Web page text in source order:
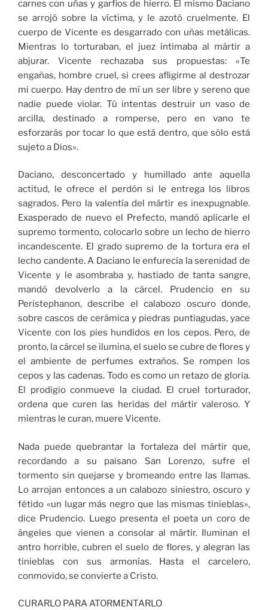
carnes con uñas y garfios de hierro. El mismo Daciano
se arrojó sobre la víctima, y le azotó cruelmente. El
cuerpo de Vicente es desgarrado con uñas metálicas.
Mientras lo torturaban, el juez intimaba al mártir a
abjurar. Vicente rechazaba sus propuestas: «Te
engañas, hombre cruel, si crees afligirme al destrozar
mi cuerpo. Hay dentro de mí un ser libre y sereno que
nadie puede violar. Tú intentas destruir un vaso de
arcilla, destinado a romperse, pero en vano te
esforzarás por tocar lo que está dentro, que sólo está
sujeto a Dios».
Daciano, desconcertado y humillado ante aquella
actitud, le ofrece el perdón si le entrega los libros
sagrados. Pero la valentía del mártir es inexpugnable.
Exasperado de nuevo el Prefecto, mandó aplicarle el
supremo tormento, colocarlo sobre un lecho de hierro
incandescente. El grado supremo de la tortura era el
lecho candente. A Daciano le enfurecía la serenidad de
Vicente y le asombraba y, hastiado de tanta sangre,
mandó devolverlo a la cárcel. Prudencio en su
Peristephanon, describe el calabozo oscuro donde,
sobre cascos de cerámica y piedras puntiagudas, yace
Vicente con los pies hundidos en los cepos. Pero, de
pronto, la cárcel se ilumina, el suelo se cubre de flores y
el ambiente de perfumes extraños. Se rompen los
cepos y las cadenas. Todo es como un retazo de gloria.
El prodigio conmueve la ciudad. El cruel torturador,
ordena que curen las heridas del mártir valeroso. Y
mientras le curan, muere Vicente.
Nada puede quebrantar la fortaleza del mártir que,
recordando a su paisano San Lorenzo, sufre el
tormento sin quejarse y bromeando entre las llamas.
Lo arrojan entonces a un calabozo siniestro, oscuro y
fétido «un lugar más negro que las mismas tinieblas»,
dice Prudencio. Luego presenta el poeta un coro de
ángeles que vienen a consolar al mártir. Iluminan el
antro horrible, cubren el suelo de flores, y alegran las
tinieblas con sus armonías. Hasta el carcelero,
conmovido, se convierte a Cristo.
CURARLO PARA ATORMENTARLO